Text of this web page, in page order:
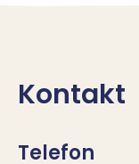
Kontakt
Telefon